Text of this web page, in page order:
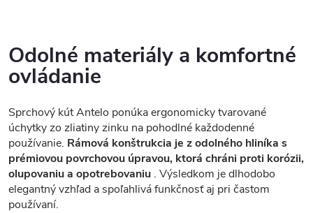
Odolné materiály a komfortné
ovládanie
Sprchový kút Antelo ponúka ergonomicky tvarované
úchytky zo zliatiny zinku na pohodlné každodenné
používanie. Rámová konštrukcia je z odolného hliníka s
prémiovou povrchovou úpravou, ktorá chráni proti korózii,
olupovaniu a opotrebovaniu . Výsledkom je dlhodobo
elegantný vzhľad a spoľahlivá funkčnosť aj pri častom
používaní.